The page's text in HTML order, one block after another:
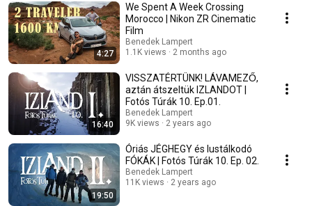
4:27
We Spent A Week Crossing
Morocco | Nikon ZR Cinematic
Film
Benedek Lampert
1.1K views
2 months ago
16:40
VISSZATÉRTÜNK! LÁVAMEZŐ,
aztán átszeltük IZLANDOT |
Fotós Túrák 10. Ep.01.
Benedek Lampert
9K views
2 years ago
19:50
Óriás JÉGHEGY és lustálkodó
FÓKÁK | Fotós Túrák 10. Ep. 02.
Benedek Lampert
11K views
2 years ago